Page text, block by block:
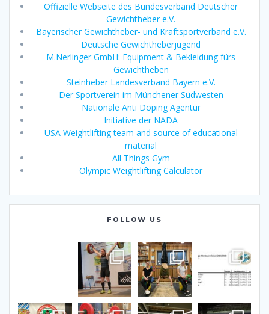
Offizielle Webseite des Bundesverband Deutscher
Gewichtheber e.V.
Bayerischer Gewichtheber- und Kraftsportverband e.V.
Deutsche Gewichtheberjugend
M.Nerlinger GmbH: Equipment & Bekleidung fürs
Gewichtheben
Steinheber Landesverband Bayern e.V.
Der Sportverein im Münchener Südwesten
Nationale Anti Doping Agentur
Initiative der NADA
USA Weightlifting team and source of educational
material
All Things Gym
Olympic Weightlifting Calculator
FOLLOW US